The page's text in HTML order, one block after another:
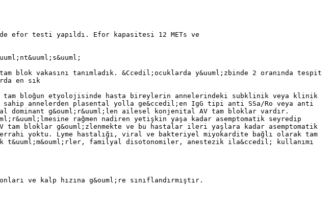
efor testi yapıldı. Efor kapasitesi 12 METs ve
blok vakasını tanımladık. &Ccedil;ocuklarda y&uuml;zbinde 2 oranında tespit
en sık
bloğun etyolojisinde hasta bireylerin annelerindeki subklinik veya klinik
annelerden plasental yolla ge&ccedil;en IgG tipi anti SSa/Ro veya anti
dominant g&ouml;r&uuml;len ailesel konjenital AV tam bloklar vardır.
rağmen nadiren yetişkin yaşa kadar asemptomatik seyredip
bloklar g&ouml;zlenmekte ve bu hastalar ileri yaşlara kadar asemptomatik
yoktu. Lyme hastalığı, viral ve bakteriyel miyokardite bağlı olarak tam
familyal disotonomiler, anestezik ila&ccedil; kullanımı
ve kalp hızına g&ouml;re sınıflandırmıştır.